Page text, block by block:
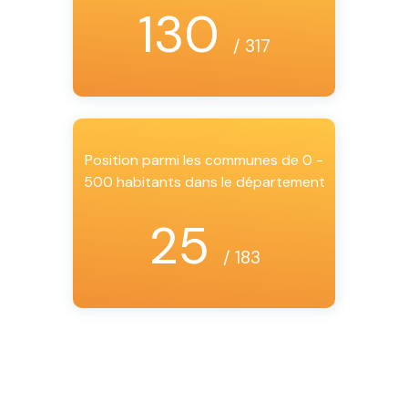
130 / 317
Position parmi les communes de 0 -
500 habitants dans le département
25 / 183